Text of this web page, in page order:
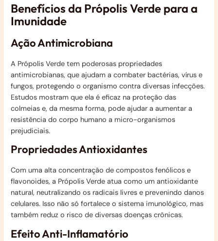
Benefícios da Própolis Verde para a
Imunidade
Ação Antimicrobiana
A Própolis Verde tem poderosas propriedades
antimicrobianas, que ajudam a combater bactérias, vírus e
fungos, protegendo o organismo contra diversas infecções.
Estudos mostram que ela é eficaz na proteção das
colmeias e, da mesma forma, pode ajudar a aumentar a
resistência do corpo humano a micro-organismos
prejudiciais.
Propriedades Antioxidantes
Com uma alta concentração de compostos fenólicos e
flavonoides, a Própolis Verde atua como um antioxidante
natural, neutralizando os radicais livres e prevenindo danos
celulares. Isso não só fortalece o sistema imunológico, mas
também reduz o risco de diversas doenças crônicas.
Efeito Anti-Inflamatório